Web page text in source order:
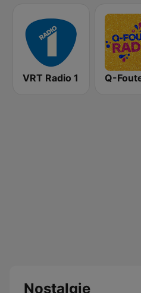
VRT Radio 1
Nostalgie